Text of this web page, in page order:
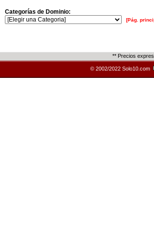
Categorías de Dominio:
[Pág.
** Precios
© 2002/2022 Solo10.com